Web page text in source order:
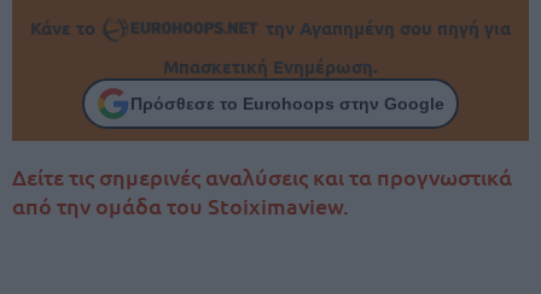
Κάνε το
την Αγαπημένη σου πηγή για
Μπασκετική Ενημέρωση.
Πρόσθεσε το Eurohoops στην Google
Δείτε τις σημερινές αναλύσεις και τα προγνωστικά
από την ομάδα του Stoiximaview.